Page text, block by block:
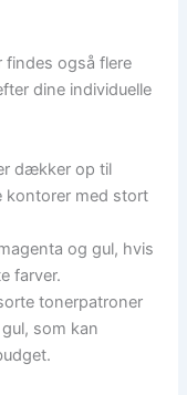
findes også flere
dine individuelle
dækker op til
kontorer med stort
og gul, hvis
farver.
tonerpatroner
som kan